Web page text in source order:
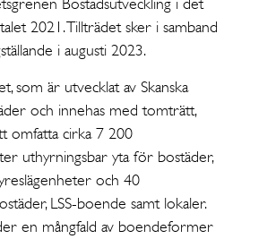
2021. Tillträdet sker i samband
i augusti 2023.
som är utvecklat av Skanska
och innehas med tomträtt,
omfatta cirka 7 200
uthyrningsbar yta för bostäder,
och 40
LSS-boende samt lokaler.
en mångfald av boendeformer